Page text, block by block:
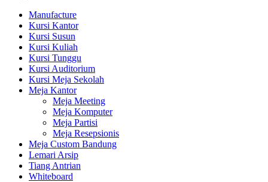
Manufacture
Kursi Kantor
Kursi Susun
Kursi Kuliah
Kursi Tunggu
Kursi Auditorium
Kursi Meja Sekolah
Meja Kantor
Meja Meeting
Meja Komputer
Meja Partisi
Meja Resepsionis
Meja Custom Bandung
Lemari Arsip
Tiang Antrian
Whiteboard